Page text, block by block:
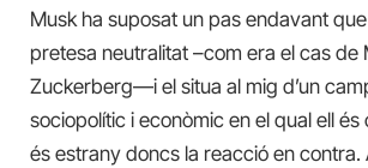
Musk ha suposat un pas endavant que
pretesa neutralitat –com era el cas de
Zuckerberg—i el situa al mig d’un
sociopolític i econòmic en el qual ell
és estrany doncs la reacció en contra.